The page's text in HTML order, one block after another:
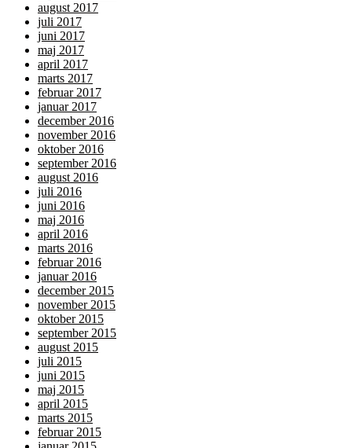
august 2017
juli 2017
juni 2017
maj 2017
april 2017
marts 2017
februar 2017
januar 2017
december 2016
november 2016
oktober 2016
september 2016
august 2016
juli 2016
juni 2016
maj 2016
april 2016
marts 2016
februar 2016
januar 2016
december 2015
november 2015
oktober 2015
september 2015
august 2015
juli 2015
juni 2015
maj 2015
april 2015
marts 2015
februar 2015